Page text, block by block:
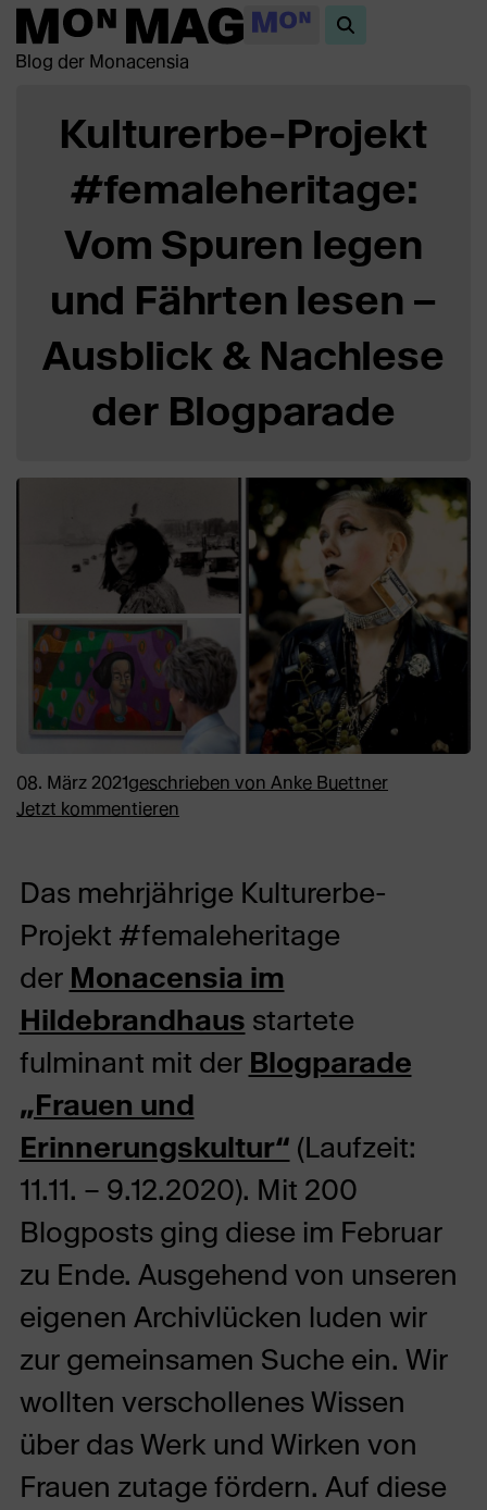
Blog der Monacensia
Kulturerbe-Projekt
#femaleheritage:
Vom Spuren legen
und Fährten lesen –
Ausblick & Nachlese
der Blogparade
08. März 2021geschrieben von Anke Buettner
Jetzt kommentieren
Das mehrjährige Kulturerbe-
Projekt #femaleheritage
der Monacensia im
Hildebrandhaus startete
fulminant mit der Blogparade
„Frauen und
Erinnerungskultur“ (Laufzeit:
11.11. – 9.12.2020). Mit 200
Blogposts ging diese im Februar
zu Ende. Ausgehend von unseren
eigenen Archivlücken luden wir
zur gemeinsamen Suche ein. Wir
wollten verschollenes Wissen
über das Werk und Wirken von
Frauen zutage fördern. Auf diese